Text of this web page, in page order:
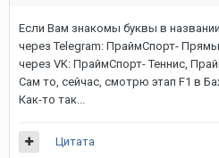
Если Вам знакомы буквы в
через Telegram: ПраймСпорт-
через VK: ПраймСпорт- Теннис,
Сам то, сейчас, смотрю этап F1 в
Как-то так...
Цитата